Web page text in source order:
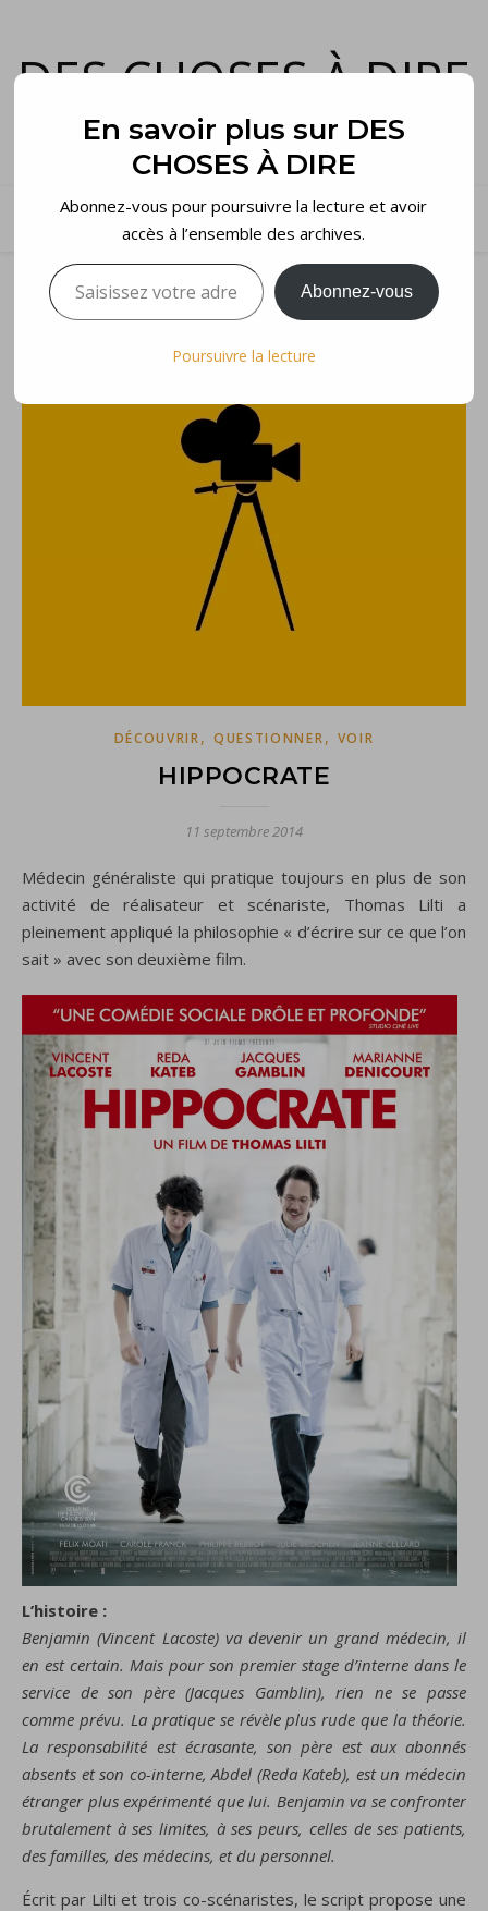
DES CHOSES À DIRE
et voilà…
DÉCOUVRIR, QUESTIONNER, VOIR
HIPPOCRATE
11 septembre 2014
Médecin généraliste qui pratique toujours en plus de son
activité de réalisateur et scénariste, Thomas Lilti a
pleinement appliqué la philosophie « d’écrire sur ce que l’on
sait » avec son deuxième film.
L’histoire :
Benjamin (Vincent Lacoste) va devenir un grand médecin, il
en est certain. Mais pour son premier stage d’interne dans le
service de son père (Jacques Gamblin), rien ne se passe
comme prévu. La pratique se révèle plus rude que la théorie.
La responsabilité est écrasante, son père est aux abonnés
absents et son co-interne, Abdel (Reda Kateb), est un médecin
étranger plus expérimenté que lui. Benjamin va se confronter
brutalement à ses limites, à ses peurs, celles de ses patients,
des familles, des médecins, et du personnel.
Écrit par Lilti et trois co-scénaristes, le script propose une
En savoir plus sur DES
CHOSES À DIRE
Abonnez-vous pour poursuivre la lecture et avoir
accès à l’ensemble des archives.
Saisissez votre adresse e-mail…
Abonnez-vous
Poursuivre la lecture